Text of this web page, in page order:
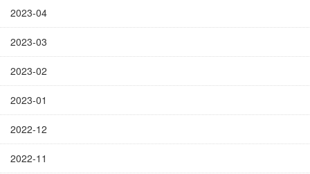
2023-04
2023-03
2023-02
2023-01
2022-12
2022-11